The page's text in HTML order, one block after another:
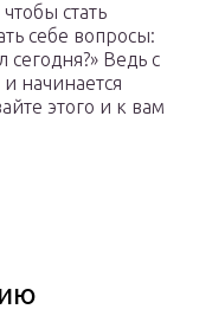
стать
себе вопросы:
сегодня?» Ведь с
начинается
этого и к вам